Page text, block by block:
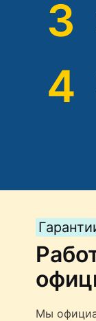
3
4
Мы